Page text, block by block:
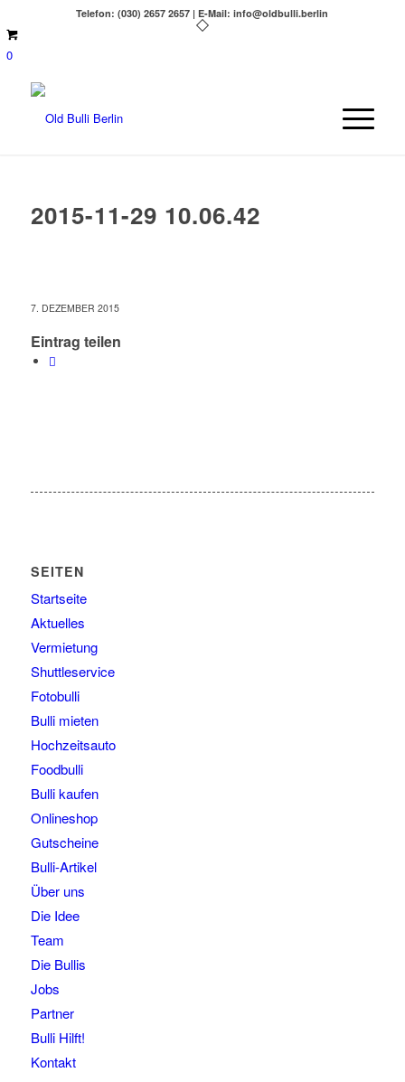
Telefon: (030) 2657 2657 | E-Mail: info@oldbulli.berlin
0
2015-11-29 10.06.42
7. DEZEMBER 2015
Eintrag teilen
SEITEN
Startseite
Aktuelles
Vermietung
Shuttleservice
Fotobulli
Bulli mieten
Hochzeitsauto
Foodbulli
Bulli kaufen
Onlineshop
Gutscheine
Bulli-Artikel
Über uns
Die Idee
Team
Die Bullis
Jobs
Partner
Bulli Hilft!
Kontakt